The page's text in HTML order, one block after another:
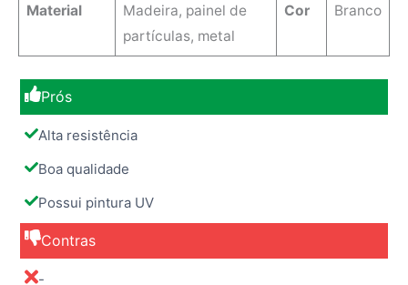
Material
Madeira, painel de
partículas, metal
Cor Branco
Prós
Alta resistência
Boa qualidade
Possui pintura UV
Contras
-